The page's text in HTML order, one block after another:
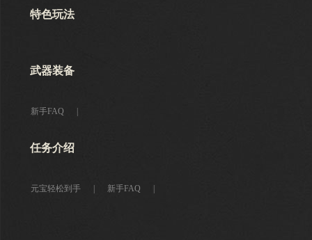
特色玩法
武器装备
新手FAQ
任务介绍
元宝轻松到手 新手FAQ